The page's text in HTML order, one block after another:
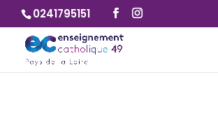
0241795151